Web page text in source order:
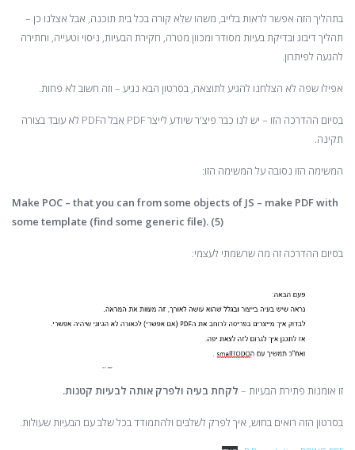
בתהליך הזה אפשר לראות בלייב, משהו שלא קורה בכל בית תוכנה, אבל אצלנו כן –
תהליך דיבוג ובדיקת בעיות מסודר ומכוון מטרה, חקירת הבעיות, ניסוי וטעייה, וחתירה
להגעה לפיתרון.
אפילו שפה לא הצלחנו להגיע לתוצאה, בסרטון הבא נגיע – וזה חשוב לא פחות.
בסיום ההדרכה הזו – יש לנו כבר פיצ'ר שיודע לייצר PDF אבל הPDF לא עובד בצורה
תקינה.
המשימה הזו נסובה על המשימה הזו:
Make POC – that you can from some objects of JS – make PDF with
some template (find some generic file). (5)
בסיום ההדרכה זה מה שרשמתי לעצמי:
זו אומנות פתירת הבעיות – לקחת בעיה ולפרק אותה לבעיות קטנות.
בסרטון הזה רואים בחוש, איך לפרק לשלבים ולהתמודד בכל שלב עם הבעיות שעולות.